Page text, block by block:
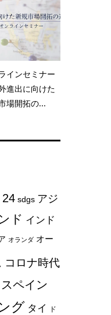
インセミナー
進出に向けた
場開拓の...
24 sdgs アジ
ド インド
オランダ オー
コロナ時代
スペイン
グ タイ ド